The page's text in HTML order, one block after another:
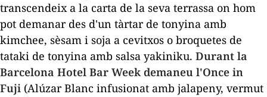
transcendeix a la carta de la seva terrassa on hom
pot demanar des d'un tàrtar de tonyina amb
kimchee, sèsam i soja a cevitxos o broquetes de
tataki de tonyina amb salsa yakiniku. Durant la
Barcelona Hotel Bar Week demaneu l'Once in
Fuji (Alúzar Blanc infusionat amb jalapeny, vermut